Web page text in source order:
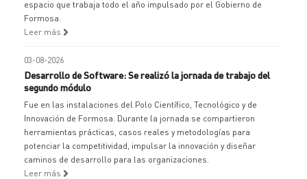
espacio que trabaja todo el año impulsado por el Gobierno de
Formosa.
Leer más
03-08-2026
Desarrollo de Software: Se realizó la jornada de trabajo del
segundo módulo
Fue en las instalaciones del Polo Científico, Tecnológico y de
Innovación de Formosa. Durante la jornada se compartieron
herramientas prácticas, casos reales y metodologías para
potenciar la competitividad, impulsar la innovación y diseñar
caminos de desarrollo para las organizaciones.
Leer más